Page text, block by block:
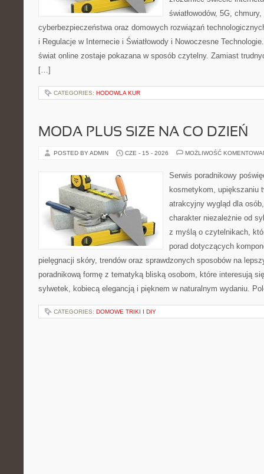
światłowodów, 5G,
cyberbezpieczeństwa oraz domowych rozwiązań
i Regulacje w Internecie i Światłowody i Nowoczesne
świat online zostaje pokazana w sposób czytelny. Zamiast
[…]
CATEGORIES: HODOWLA KUR
MODA PLUS SIZE NA CO DZIEŃ
POSTED BY ADMIN CZE - 15 - 2026 MOŻLIWOŚĆ
Serwis poradnikowy
kosmetykom, upiększaniu
atrakcyjny wygląd dla
charakter niezależnie od
z myślą o czytelnikach,
porad dotyczących
pielęgnacji skóry, trendów oraz sprawdzonych sposobów na
poradnikową formę z tematyką bliską osobom, które interesują
sylwetek, kobiecą elegancją i pięknem w naturalnym wydaniu.
CATEGORIES: DOMOWE TRIKI I DIY